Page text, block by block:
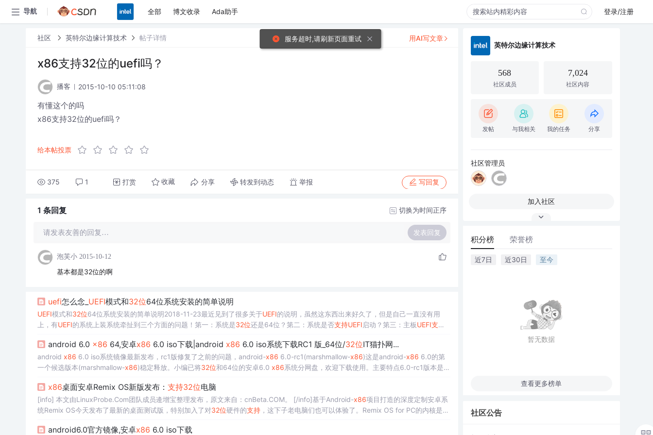
导航 全部 博文收录 Ada助手 登录/注册
社区 英特尔边缘计算技术 帖子详情
x86支持32位的uefi吗？
播客 2015-10-10 05:11:08
有懂这个的吗
x86支持32位的uefi吗？
给本帖投票
375 1 打赏 收藏 分享 转发到动态 举报 写回复
用AI写文章
1 条回复 切换为时间正序
请发表友善的回复… 发表回复
泡芙小 2015-10-12
基本都是32位的啊
uefi怎么念_ UEFI模式和32位64位系统安装的简单说明
UEFI模式和32位64位系统安装的简单说明2018-11-23最近见到了很多关于UEFI的说明，虽然这东西出来好久了，但是自己一直没有用
上，有UEFI的系统上装系统牵扯到三个方面的问题！第一：系统是32位还是64位？第二：系统是否支持UEFI启动？第三：主板UEFI支持
android 6.0 x86 64,安卓x86 6.0 iso下载|android x86 6.0 iso系统下载RC1 版_64位/32位IT猫扑网...
android x86 6.0 iso系统镜像最新发布，rc1版修复了之前的问题，android-x86 6.0-rc1(marshmallow-x86)这是android-x86 6.0的第
一个候选版本(marshmallow-x86)稳定释放。小编已将32位和64位的安卓6.0 x86系统分网盘，欢迎下载使用。主要特点6.0-rc1版本是基
x86桌面安卓Remix OS新版发布： 支持32位电脑
[info] 本文由LinuxProbe.Com团队成员逄增宝整理发布，原文来自：cnBeta.COM。 [/info]基于Android-x86项目打造的深度定制安卓系
统Remix OS今天发布了最新的桌面测试版，特别加入了对32位硬件的支持，这下子老电脑们也可以体验了。Remix OS for PC的内核是基
android6.0官方镜像,安卓x86 6.0 iso下载
英特尔边缘计算技术
568
社区成员
7,024
社区内容
发帖 与我相关 我的任务 分享
社区管理员
加入社区
积分榜 荣誉榜
近7日 近30日 至今
暂无数据
查看更多榜单
社区公告
服务超时,请刷新页面重试